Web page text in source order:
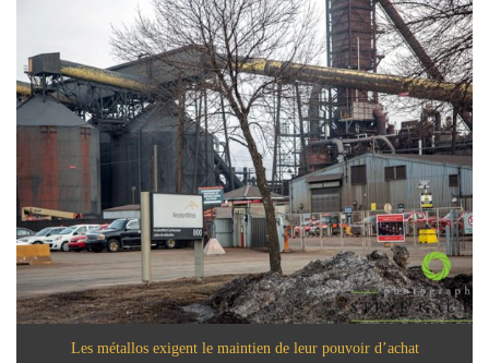
Les métallos exigent le maintien de leur pouvoir d’achat